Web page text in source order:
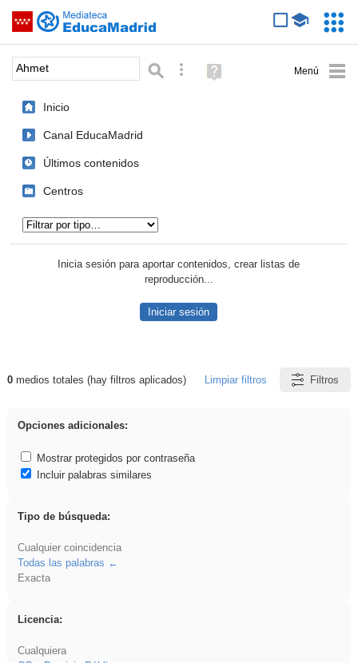
Saltar navegación
Palabra o frase: Búsqueda avanzada
Ayuda
(en
Inicio
Canal EducaMadrid
Últimos contenidos
Centros
Inicia sesión para aportar contenidos, crear listas de
reproducción...
Iniciar sesión
Resultados de: Ahmet
0medios totales (hay filtros aplicados) Limpiar filtros Filtros
Opciones adicionales:
Mostrar protegidos por contraseña
Incluir palabras similares
Tipo de búsqueda:
Cualquier coincidencia
Todas las palabras
Exacta
Licencia:
Cualquiera